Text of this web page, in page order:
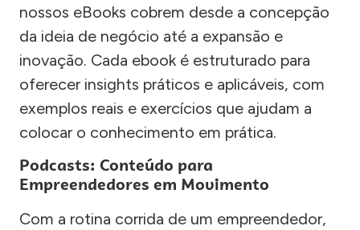
nossos eBooks cobrem desde a concepção
da ideia de negócio até a expansão e
inovação. Cada ebook é estruturado para
oferecer insights práticos e aplicáveis, com
exemplos reais e exercícios que ajudam a
colocar o conhecimento em prática.
Podcasts: Conteúdo para
Empreendedores em Movimento
Com a rotina corrida de um empreendedor,